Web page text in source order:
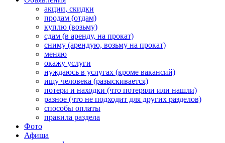
акции, скидки
продам (отдам)
куплю (возьму)
сдам (в аренду, на прокат)
сниму (арендую, возьму на прокат)
меняю
окажу услуги
нуждаюсь в услугах (кроме вакансий)
ищу человека (разыскивается)
потери и находки (что потеряли или нашли)
разное (что не подходит для других разделов)
способы оплаты
правила раздела
Фото
Афиша